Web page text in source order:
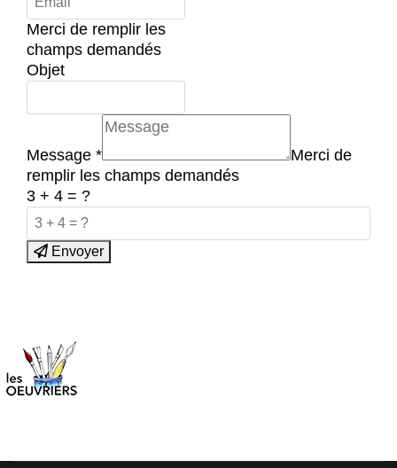
Merci de remplir les
champs demandés
Objet
Message *
Merci de
remplir les champs demandés
3 + 4 = ?
Envoyer